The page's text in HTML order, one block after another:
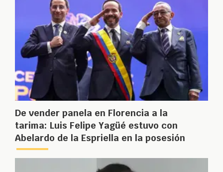
De vender panela en Florencia a la
tarima: Luis Felipe Yagüé estuvo con
Abelardo de la Espriella en la posesión